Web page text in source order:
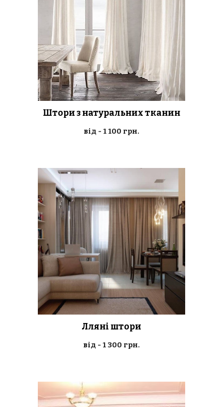
Штори з натуральних тканин
від - 1100 грн.
Лляні штори
від - 1 300 грн.